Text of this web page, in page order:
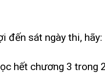
đến sát ngày thi, hãy:
hết chương 3 trong